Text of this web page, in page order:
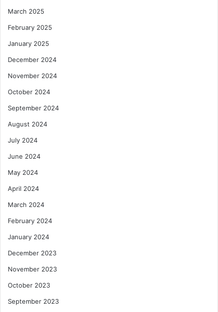
March 2025
February 2025
January 2025
December 2024
November 2024
October 2024
September 2024
August 2024
July 2024
June 2024
May 2024
April 2024
March 2024
February 2024
January 2024
December 2023
November 2023
October 2023
September 2023